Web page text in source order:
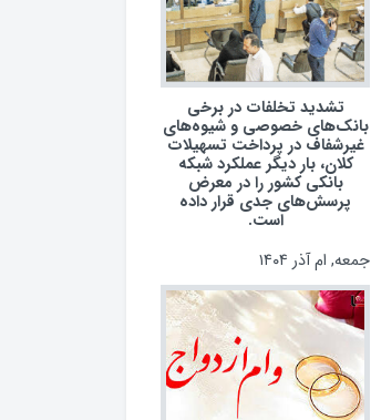
تشدید تخلفات در برخی
بانک‌های خصوصی و شیوه‌های
غیرشفاف در پرداخت تسهیلات
کلان، بار دیگر عملکرد شبکه
بانکی کشور را در معرض
پرسش‌های جدی قرار داده
است.
جمعه, ام آذر ۱۴۰۴